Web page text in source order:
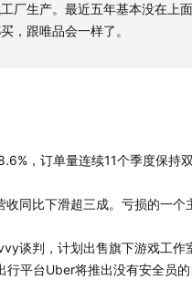
厂生产。最近五年基本没在上
，跟唯品会一样了。
，订单量连续11个季度保持
同比下滑超三成。亏损的一个
谈判，计划出售旗下游戏工作
平台Uber将推出没有安全员